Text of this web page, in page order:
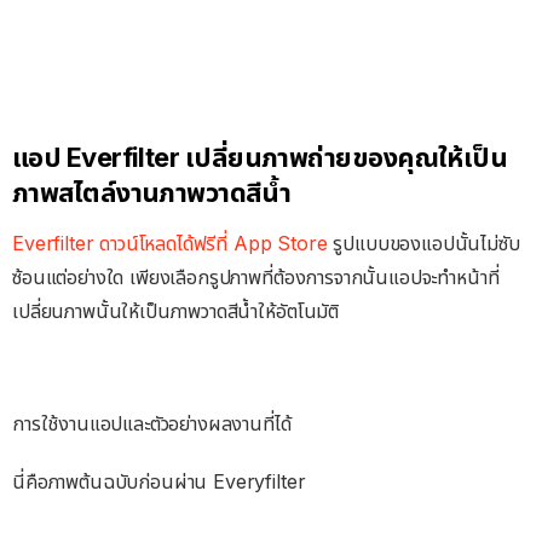
แอป Everfilter เปลี่ยนภาพถ่ายของคุณให้เป็น
ภาพสไตล์งานภาพวาดสีน้ำ
Everfilter ดาวน์โหลดได้ฟรีที่ App Store รูปแบบของแอปนั้นไม่ซับ
ซ้อนแต่อย่างใด เพียงเลือกรูปภาพที่ต้องการจากนั้นแอปจะทำหน้าที่
เปลี่ยนภาพนั้นให้เป็นภาพวาดสีน้ำให้อัตโนมัติ
การใช้งานแอปและตัวอย่างผลงานที่ได้
นี่คือภาพต้นฉบับก่อนผ่าน Everyfilter